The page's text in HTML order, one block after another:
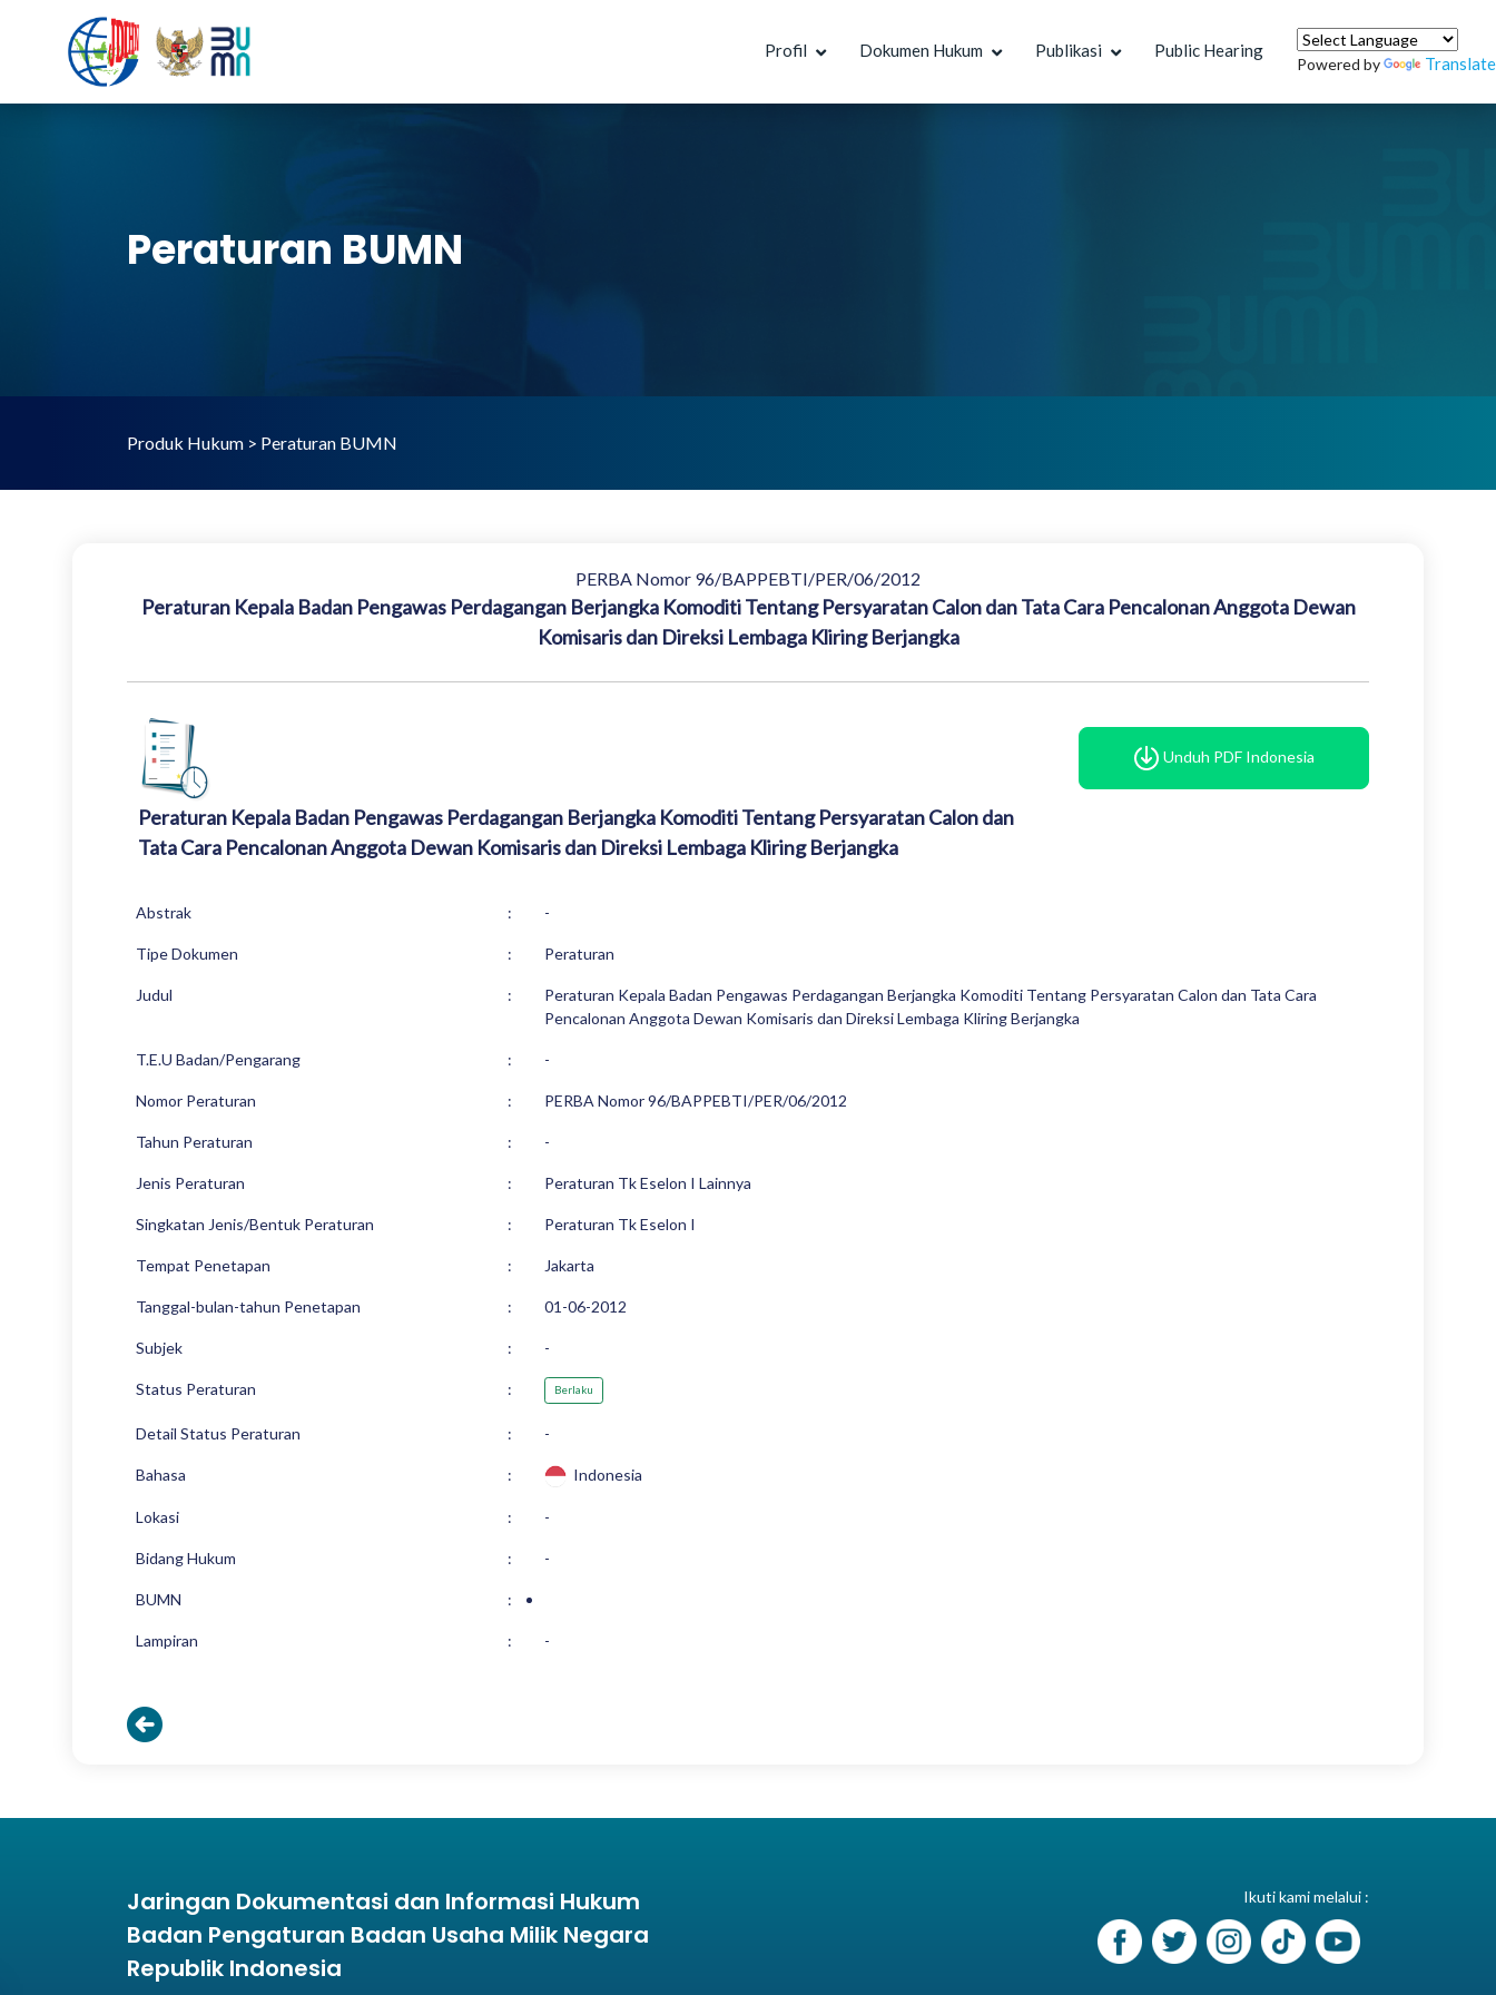
Profil Dokumen Hukum Publikasi Public Hearing
Powered by Translate
Peraturan BUMN
Produk Hukum > Peraturan BUMN
PERBA Nomor 96/BAPPEBTI/PER/06/2012
Peraturan Kepala Badan Pengawas Perdagangan Berjangka Komoditi Tentang Persyaratan Calon dan Tata Cara Pencalonan Anggota Dewan
Komisaris dan Direksi Lembaga Kliring Berjangka
Peraturan Kepala Badan Pengawas Perdagangan Berjangka Komoditi Tentang Persyaratan Calon dan
Tata Cara Pencalonan Anggota Dewan Komisaris dan Direksi Lembaga Kliring Berjangka
Unduh PDF Indonesia
Abstrak : -
Tipe Dokumen : Peraturan
Judul :
Peraturan Kepala Badan Pengawas Perdagangan Berjangka Komoditi Tentang Persyaratan Calon dan Tata Cara
Pencalonan Anggota Dewan Komisaris dan Direksi Lembaga Kliring Berjangka
T.E.U Badan/Pengarang : -
Nomor Peraturan : PERBA Nomor 96/BAPPEBTI/PER/06/2012
Tahun Peraturan : -
Jenis Peraturan : Peraturan Tk Eselon I Lainnya
Singkatan Jenis/Bentuk Peraturan : Peraturan Tk Eselon I
Tempat Penetapan : Jakarta
Tanggal-bulan-tahun Penetapan : 01-06-2012
Subjek : -
Status Peraturan : Berlaku
Detail Status Peraturan : -
Bahasa : Indonesia
Lokasi : -
Bidang Hukum : -
BUMN :
Lampiran : -
Jaringan Dokumentasi dan Informasi Hukum
Badan Pengaturan Badan Usaha Milik Negara
Republik Indonesia
Ikuti kami melalui :